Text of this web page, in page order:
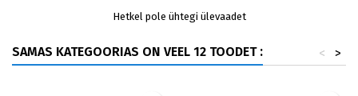
Hetkel pole ühtegi ülevaadet
SAMAS KATEGOORIAS ON VEEL 12 TOODET : >
<